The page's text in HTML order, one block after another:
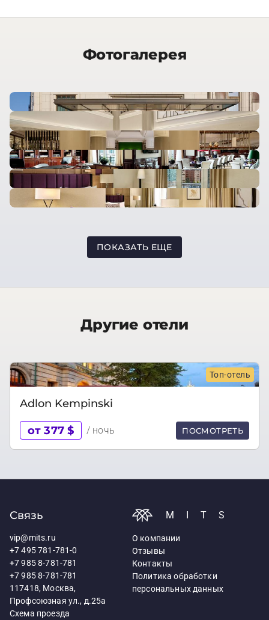
Фотогалерея
ПОКАЗАТЬ ЕЩЕ
Другие отели
Топ-отель
Adlon Kempinski
от 377 $ / ночь ПОСМОТРЕТЬ
Связь
vip@mits.ru
+7 495 781-781-0
+7 985 8-781-781
+7 985 8-781-781
117418, Москва,
Профсоюзная ул., д.25а
Схема проезда
MITS
О компании
Отзывы
Контакты
Политика обработки
персональных данных